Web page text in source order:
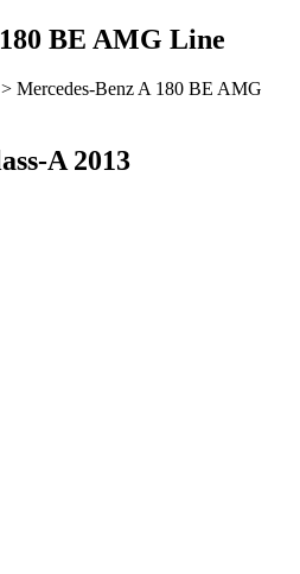
BE AMG Line
> Mercedes-Benz A 180 BE AMG
A 2013